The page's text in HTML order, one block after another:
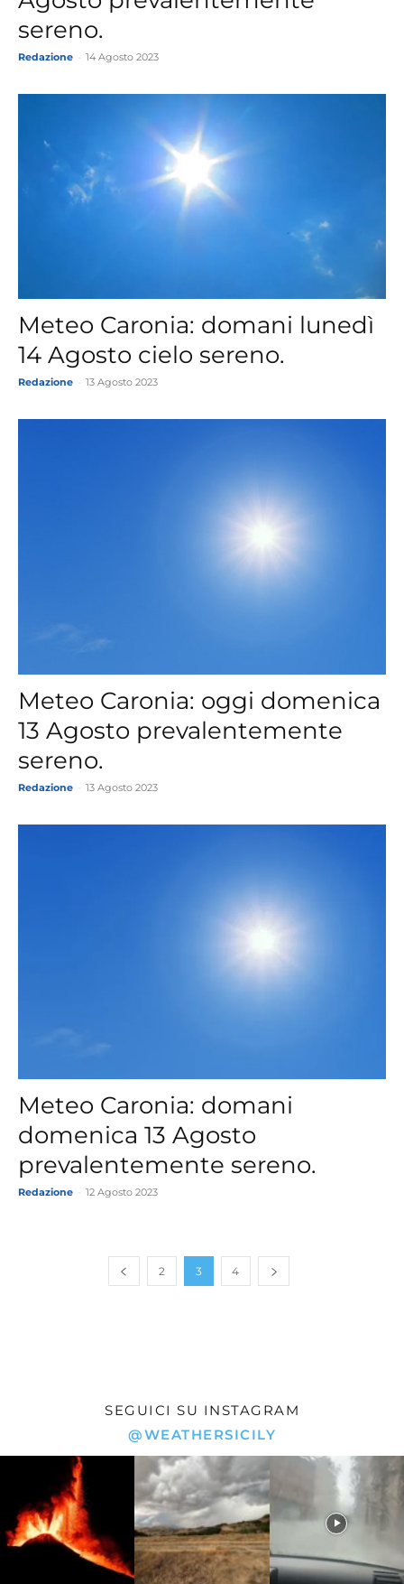
sereno.
Redazione 14 Agosto 2023
Meteo Caronia: domani lunedì
14 Agosto cielo sereno.
Redazione 13 Agosto 2023
Meteo Caronia: oggi domenica
13 Agosto prevalentemente
sereno.
Redazione 13 Agosto 2023
Meteo Caronia: domani
domenica 13 Agosto
prevalentemente sereno.
Redazione 12 Agosto 2023
2 3 4
SEGUICI SU INSTAGRAM
@WEATHERSICILY